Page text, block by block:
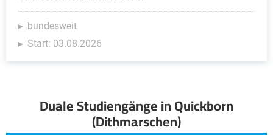
bundesweit
Start: 03.08.2026
Duale Studiengänge in Quickborn
(Dithmarschen)